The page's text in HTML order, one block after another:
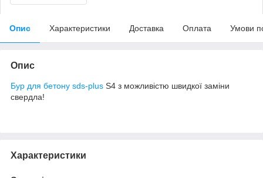
Опис Характеристики Доставка Оплата Умови
Опис
Бур для бетону sds-plus S4 з можливістю швидкої заміни
свердла!
Характеристики